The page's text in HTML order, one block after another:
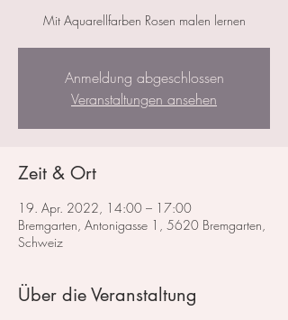
Mit Aquarellfarben Rosen malen lernen
Anmeldung abgeschlossen
Veranstaltungen ansehen
Zeit & Ort
19. Apr. 2022, 14:00 – 17:00
Bremgarten, Antonigasse 1, 5620 Bremgarten,
Schweiz
Über die Veranstaltung